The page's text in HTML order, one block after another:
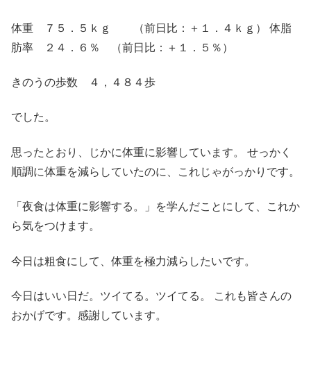
体重 ７５．５ｋｇ （前日比：＋１．４ｋｇ） 体脂
肪率 ２４．６％ （前日比：＋１．５％）
きのうの歩数 ４，４８４歩
でした。
思ったとおり、じかに体重に影響しています。 せっかく
順調に体重を減らしていたのに、これじゃがっかりです。
「夜食は体重に影響する。」を学んだことにして、これか
ら気をつけます。
今日は粗食にして、体重を極力減らしたいです。
今日はいい日だ。ツイてる。ツイてる。 これも皆さんの
おかげです。感謝しています。